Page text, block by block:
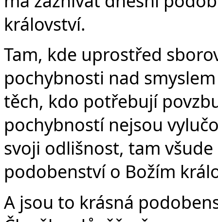
království.
Tam, kde uprostřed
pochybnosti nad
těch, kdo potřebují
pochybností nejsou
svoji odlišnost, tam
podobenství o Božím
A jsou to krásná